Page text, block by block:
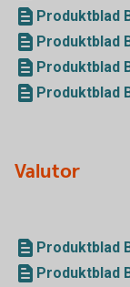
Produktblad
Produktblad
Produktblad
Produktblad
Valutor
Produktblad
Produktblad